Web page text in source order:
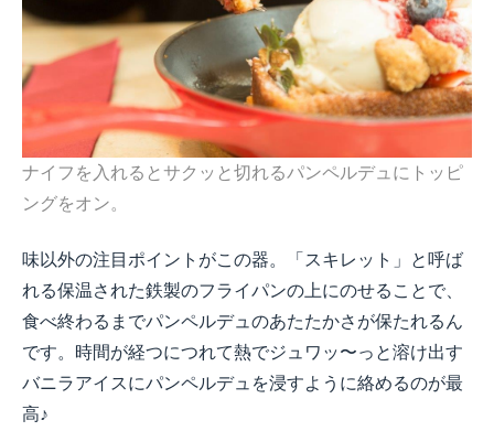
ナイフを入れるとサクッと切れるパンペルデュにトッピ
ングをオン。
味以外の注目ポイントがこの器。「スキレット」と呼ば
れる保温された鉄製のフライパンの上にのせることで、
食べ終わるまでパンペルデュのあたたかさが保たれるん
です。時間が経つにつれて熱でジュワッ〜っと溶け出す
バニラアイスにパンペルデュを浸すように絡めるのが最
高♪